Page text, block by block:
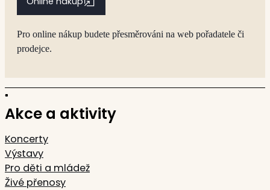
Pro online nákup budete přesměrováni na web pořadatele či
prodejce.
Akce a aktivity
Koncerty
Výstavy
Pro děti a mládež
Živé přenosy